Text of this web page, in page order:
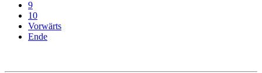
9
10
Vorwärts
Ende